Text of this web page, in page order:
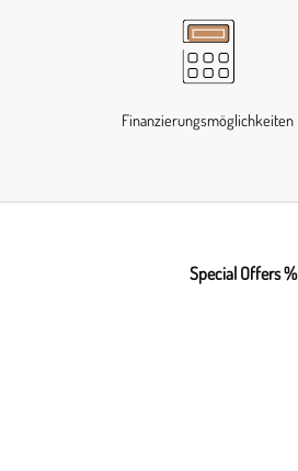
Finanzierungsmöglichkeiten
Special Offers %